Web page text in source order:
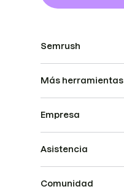
Semrush
Más herramientas
Empresa
Asistencia
Comunidad